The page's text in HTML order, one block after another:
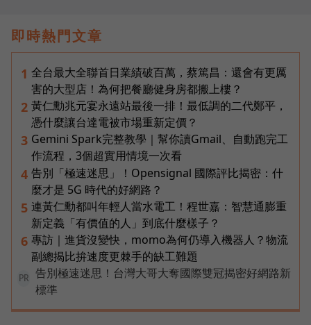
即時熱門文章
1 全台最大全聯首日業績破百萬，蔡篤昌：還會有更厲
害的大型店！為何把餐廳健身房都搬上樓？
2 黃仁勳兆元宴永遠站最後一排！最低調的二代鄭平，
憑什麼讓台達電被市場重新定價？
3 Gemini Spark完整教學｜幫你讀Gmail、自動跑完工
作流程，3個超實用情境一次看
4 告別「極速迷思」！Opensignal 國際評比揭密：什
麼才是 5G 時代的好網路？
5 連黃仁勳都叫年輕人當水電工！程世嘉：智慧通膨重
新定義「有價值的人」到底什麼樣子？
6 專訪｜進貨沒變快，momo為何仍導入機器人？物流
副總揭比拚速度更棘手的缺工難題
PR
告別極速迷思！台灣大哥大奪國際雙冠揭密好網路新
標準